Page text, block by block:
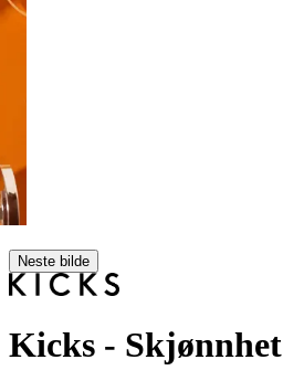
Neste bilde
Kicks - Skjønnhet